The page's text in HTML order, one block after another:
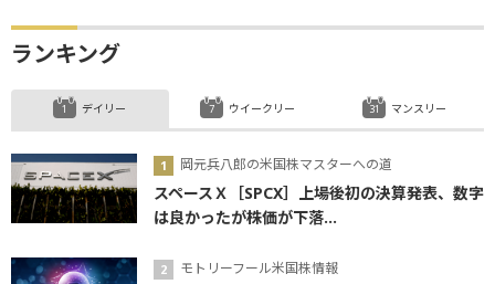
ランキング
デイリー
岡元兵八郎の米国株マスターへの道
スペースＸ［SPCX］上場後初の決算発表、数字
は良かったが株価が下落...
モトリーフール米国株情報
ウイークリー マンスリー